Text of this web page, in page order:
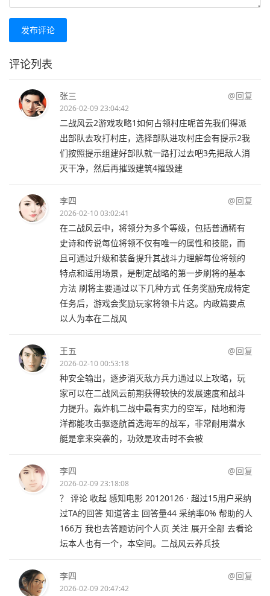
发布评论
评论列表
张三 @回复
2026-02-09 23:04:42
二战风云2游戏攻略1如何占领村庄呢首先我们得派
出部队去攻打村庄，选择部队进攻村庄会有提示2我
们按照提示组建好部队就一路打过去吧3先把敌人消
灭干净，然后再摧毁建筑4摧毁建
李四 @回复
2026-02-10 03:02:41
在二战风云中，将领分为多个等级，包括普通稀有
史诗和传说每位将领不仅有唯一的属性和技能，而
且可通过升级和装备提升其战斗力理解每位将领的
特点和适用场景，是制定战略的第一步刷将的基本
方法 刷将主要通过以下几种方式 任务奖励完成特定
任务后，游戏会奖励玩家将领卡片这。内政篇要点
以人为本在二战风
王五 @回复
2026-02-10 00:53:18
种安全输出，逐步消灭敌方兵力通过以上攻略，玩
家可以在二战风云前期获得较快的发展速度和战斗
力提升。轰炸机二战中最有实力的空军，陆地和海
洋都能攻击驱逐航首选海军的战军，非常耐用潜水
艇是拿来突袭的，功效是攻击时不会被
李四 @回复
2026-02-09 23:18:08
？ 评论 收起 感知电影 20120126 · 超过15用户采纳
过TA的回答 知道答主 回答量44 采纳率0% 帮助的人
166万 我也去答题访问个人页 关注 展开全部 去看论
坛本人也有一个，本空间。二战风云养兵技
李四 @回复
2026-02-09 20:47:42